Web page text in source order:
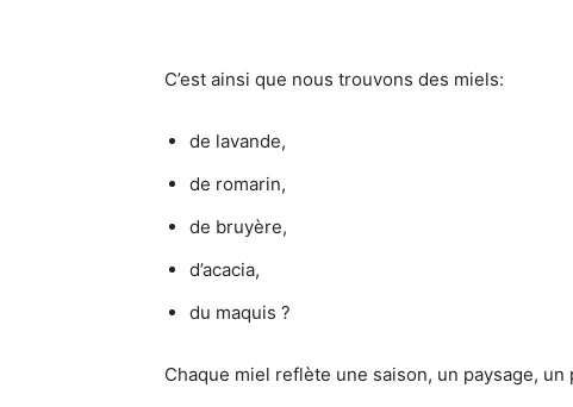
C’est ainsi que nous trouvons des miels:
de lavande,
de romarin,
de bruyère,
d’acacia,
du maquis ?
Chaque miel reflète une saison, un paysage,